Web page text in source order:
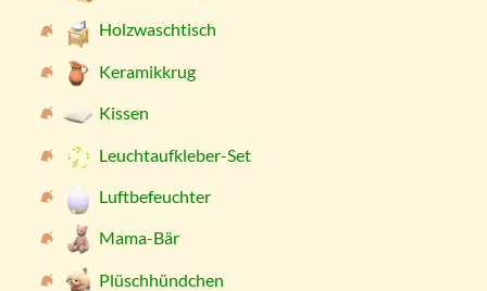
Holzwaschtisch
Keramikkrug
Kissen
Leuchtaufkleber-Set
Luftbefeuchter
Mama-Bär
Plüschhündchen